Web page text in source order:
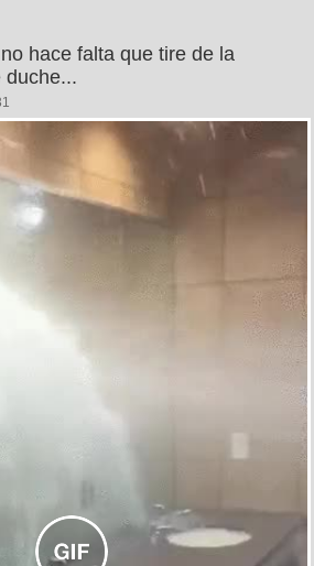
hace falta que tire de la
duche...